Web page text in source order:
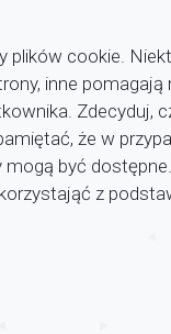
plików cookie.
inne pomagają
Zdecyduj,
że w
być
z